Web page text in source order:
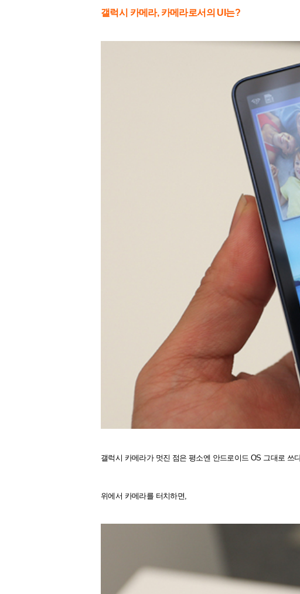
갤럭시 카메라, 카메라로서의 UI는?
갤럭시 카메라가 멋진 점은 평소엔 안드로이드 OS 그대로 쓰
위에서 카메라를 터치하면,